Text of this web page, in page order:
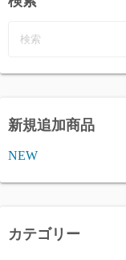
新規追加商品
NEW
カテゴリー